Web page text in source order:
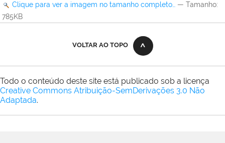
Clique para ver a imagem no tamanho completo… — Tamanho:
785KB
VOLTAR AO TOPO
Todo o conteúdo deste site está publicado sob a licença
Creative Commons Atribuição-SemDerivações 3.0 Não
Adaptada.